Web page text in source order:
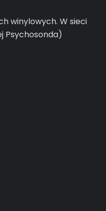
winylowych. W sieci
Psychosonda)